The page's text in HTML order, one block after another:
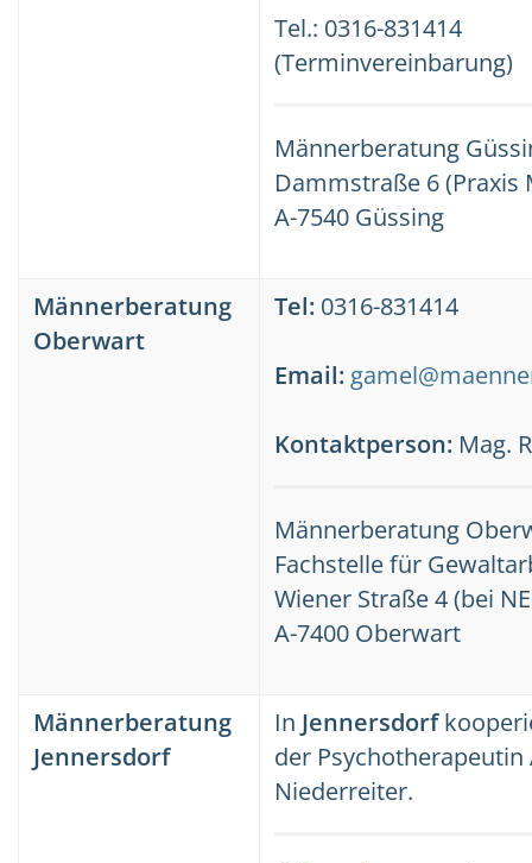
Tel.: 0316-831414
(Terminvereinbarung)
Männerberatung
Dammstraße 6 (Praxis
A-7540 Güssing
Männerberatung
Oberwart
Tel: 0316-831414
Email:
Kontaktperson: Mag.
Männerberatung
Fachstelle für
Wiener Straße 4 (bei
A-7400 Oberwart
Männerberatung
Jennersdorf
In Jennersdorf
der Psychotherapeutin
Niederreiter.